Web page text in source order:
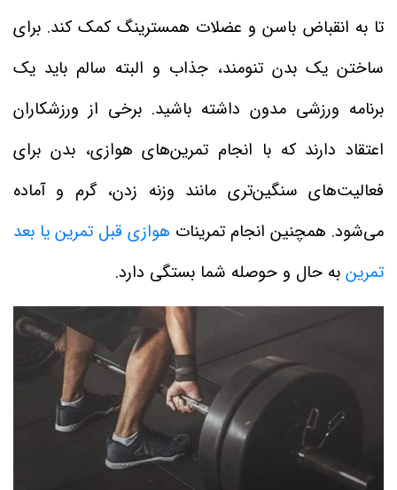
تا به انقباض باسن و عضلات همسترینگ کمک کند. برای
ساختن یک بدن تنومند، جذاب و البته سالم باید یک
برنامه ورزشی مدون داشته باشید. برخی از ورزشکاران
اعتقاد دارند که با انجام تمرین‌های هوازی، بدن برای
فعالیت‌های سنگین‌تری مانند وزنه زدن، گرم و آماده
می‌شود. همچنین انجام تمرینات هوازی قبل تمرین یا بعد
تمرین به حال و حوصله شما بستگی دارد.